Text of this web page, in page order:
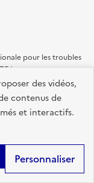
des vidéos,
contenus de
et interactifs.
Personnaliser
pour les troubles